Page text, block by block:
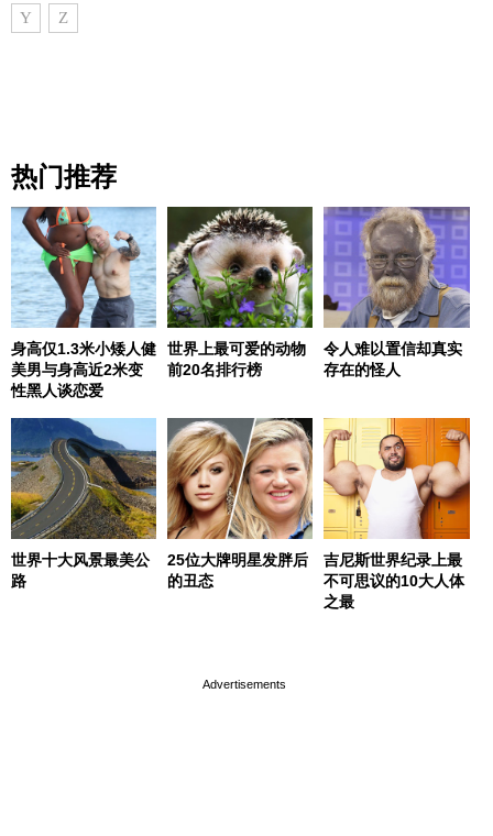
Y Z
热门推荐
身高仅1.3米小矮人健
美男与身高近2米变
性黑人谈恋爱
世界上最可爱的动物
前20名排行榜
令人难以置信却真实
存在的怪人
世界十大风景最美公
路
25位大牌明星发胖后
的丑态
吉尼斯世界纪录上最
不可思议的10大人体
之最